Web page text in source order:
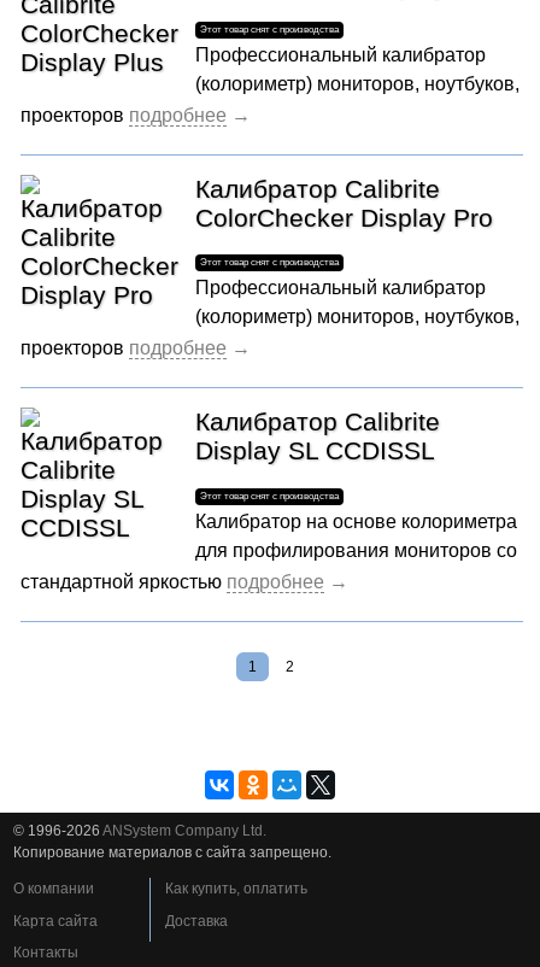
Профессиональный калибратор
(колориметр) мониторов, ноутбуков,
проекторов
Калибратор Calibrite
ColorChecker Display Pro
Профессиональный калибратор
(колориметр) мониторов, ноутбуков,
проекторов
Калибратор Calibrite
Display SL CCDISSL
Калибратор на основе колориметра
для профилирования мониторов со
стандартной яркостью
1 2
© 1996-2026ANSystem Company Ltd.
Копирование материалов с сайта запрещено.
О компании
Карта сайта
Контакты
Как купить, оплатить
Доставка